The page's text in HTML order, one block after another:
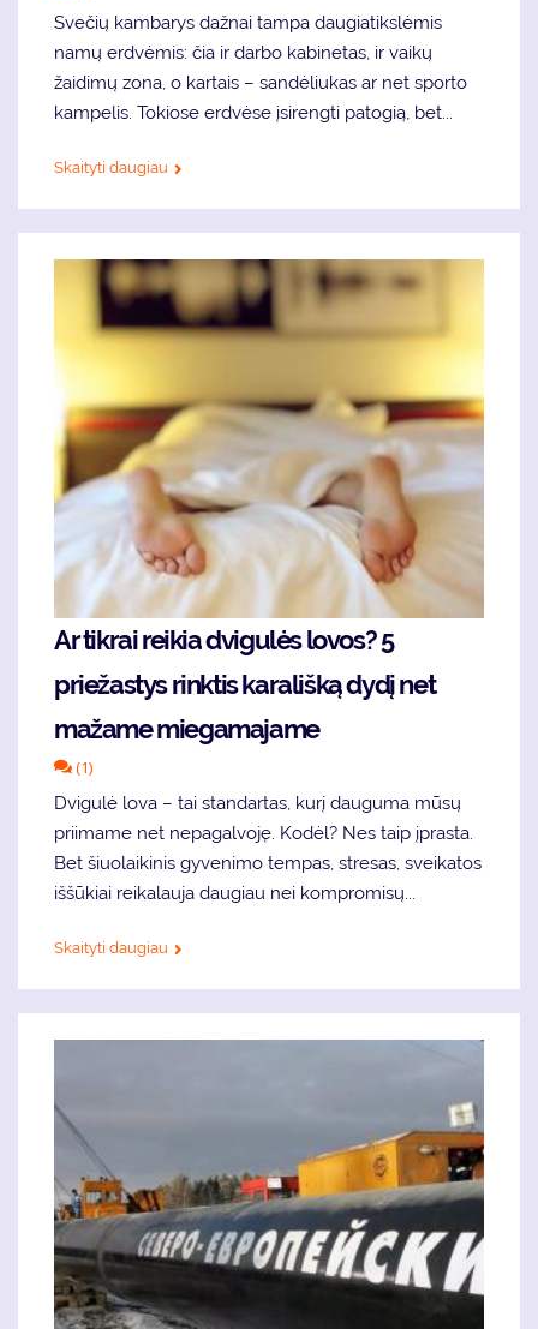
Svečių kambarys dažnai tampa daugiatikslėmis
namų erdvėmis: čia ir darbo kabinetas, ir vaikų
žaidimų zona, o kartais – sandėliukas ar net sporto
kampelis. Tokiose erdvėse įsirengti patogią, bet...
Skaityti daugiau
Ar tikrai reikia dvigulės lovos? 5
priežastys rinktis karališką dydį net
mažame miegamajame
(1)
Dvigulė lova – tai standartas, kurį dauguma mūsų
priimame net nepagalvoję. Kodėl? Nes taip įprasta.
Bet šiuolaikinis gyvenimo tempas, stresas, sveikatos
iššūkiai reikalauja daugiau nei kompromisų...
Skaityti daugiau